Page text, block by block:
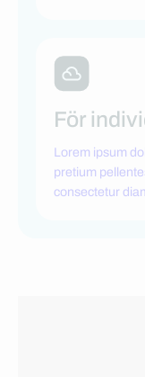
För
Lorem ipsum
pretium
consectetur